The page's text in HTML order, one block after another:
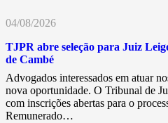
04/08/2026
TJPR abre seleção para Juiz
de Cambé
Advogados interessados em atuar
nova oportunidade. O Tribunal de
com inscrições abertas para o
Remunerado…